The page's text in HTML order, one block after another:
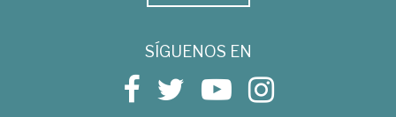
SÍGUENOS EN